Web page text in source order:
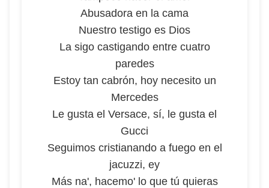
Abusadora en la cama
Nuestro testigo es Dios
La sigo castigando entre cuatro
paredes
Estoy tan cabrón, hoy necesito un
Mercedes
Le gusta el Versace, sí, le gusta el
Gucci
Seguimos cristianando a fuego en el
jacuzzi, ey
Más na', hacemo' lo que tú quieras